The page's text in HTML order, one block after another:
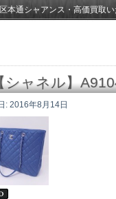
本通シャアンス・高価買取
シャネル】
: 2016年8月14日